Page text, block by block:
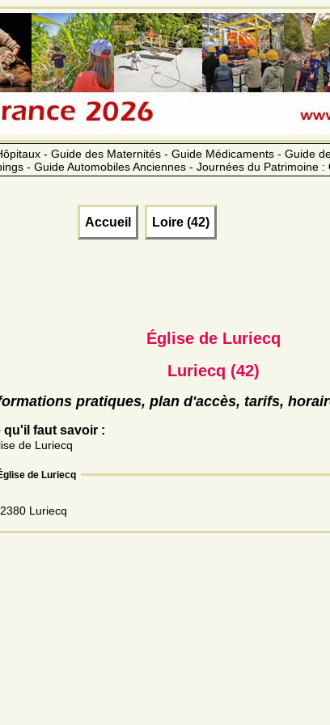
- Guide des Maternités - Guide Médicaments - Guide
- Guide Automobiles Anciennes - Journées du Patrimoine :
Accueil Loire (42)
Église de Luriecq
Luriecq (42)
pratiques, plan d'accès, tarifs,
qu'il faut savoir :
de Luriecq
de Luriecq
Luriecq